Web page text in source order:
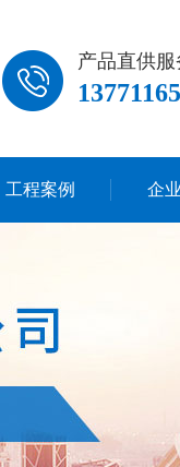
产品直供服
工程案例 企